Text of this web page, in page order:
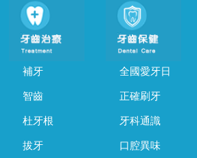
補牙
智齒
杜牙根
拔牙
全國愛牙日
正確刷牙
牙科通識
口腔異味